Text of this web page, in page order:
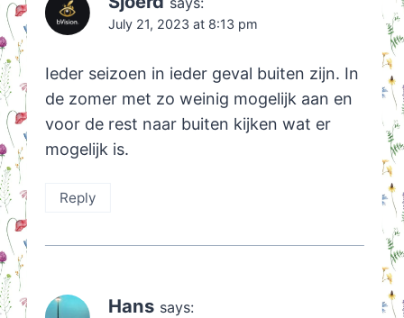
July 21, 2023 at 8:13 pm
Ieder seizoen in ieder geval buiten zijn. In
de zomer met zo weinig mogelijk aan en
voor de rest naar buiten kijken wat er
mogelijk is.
Reply
Hans says: